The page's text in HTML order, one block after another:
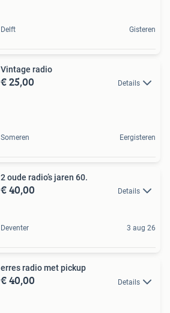
Delft Gisteren
Vintage radio
€ 25,00 Details
Someren Eergisteren
2 oude radio’s jaren 60.
€ 40,00 Details
Deventer 3 aug 26
erres radio met pickup
€ 40,00 Details